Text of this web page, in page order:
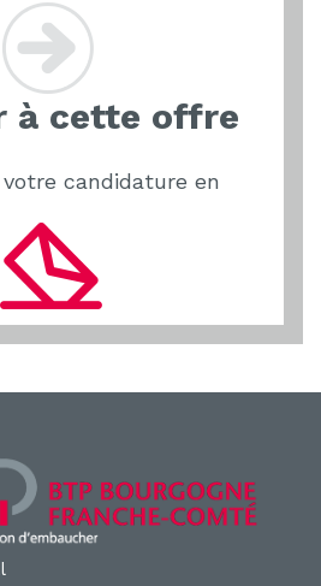
à cette offre
votre candidature en